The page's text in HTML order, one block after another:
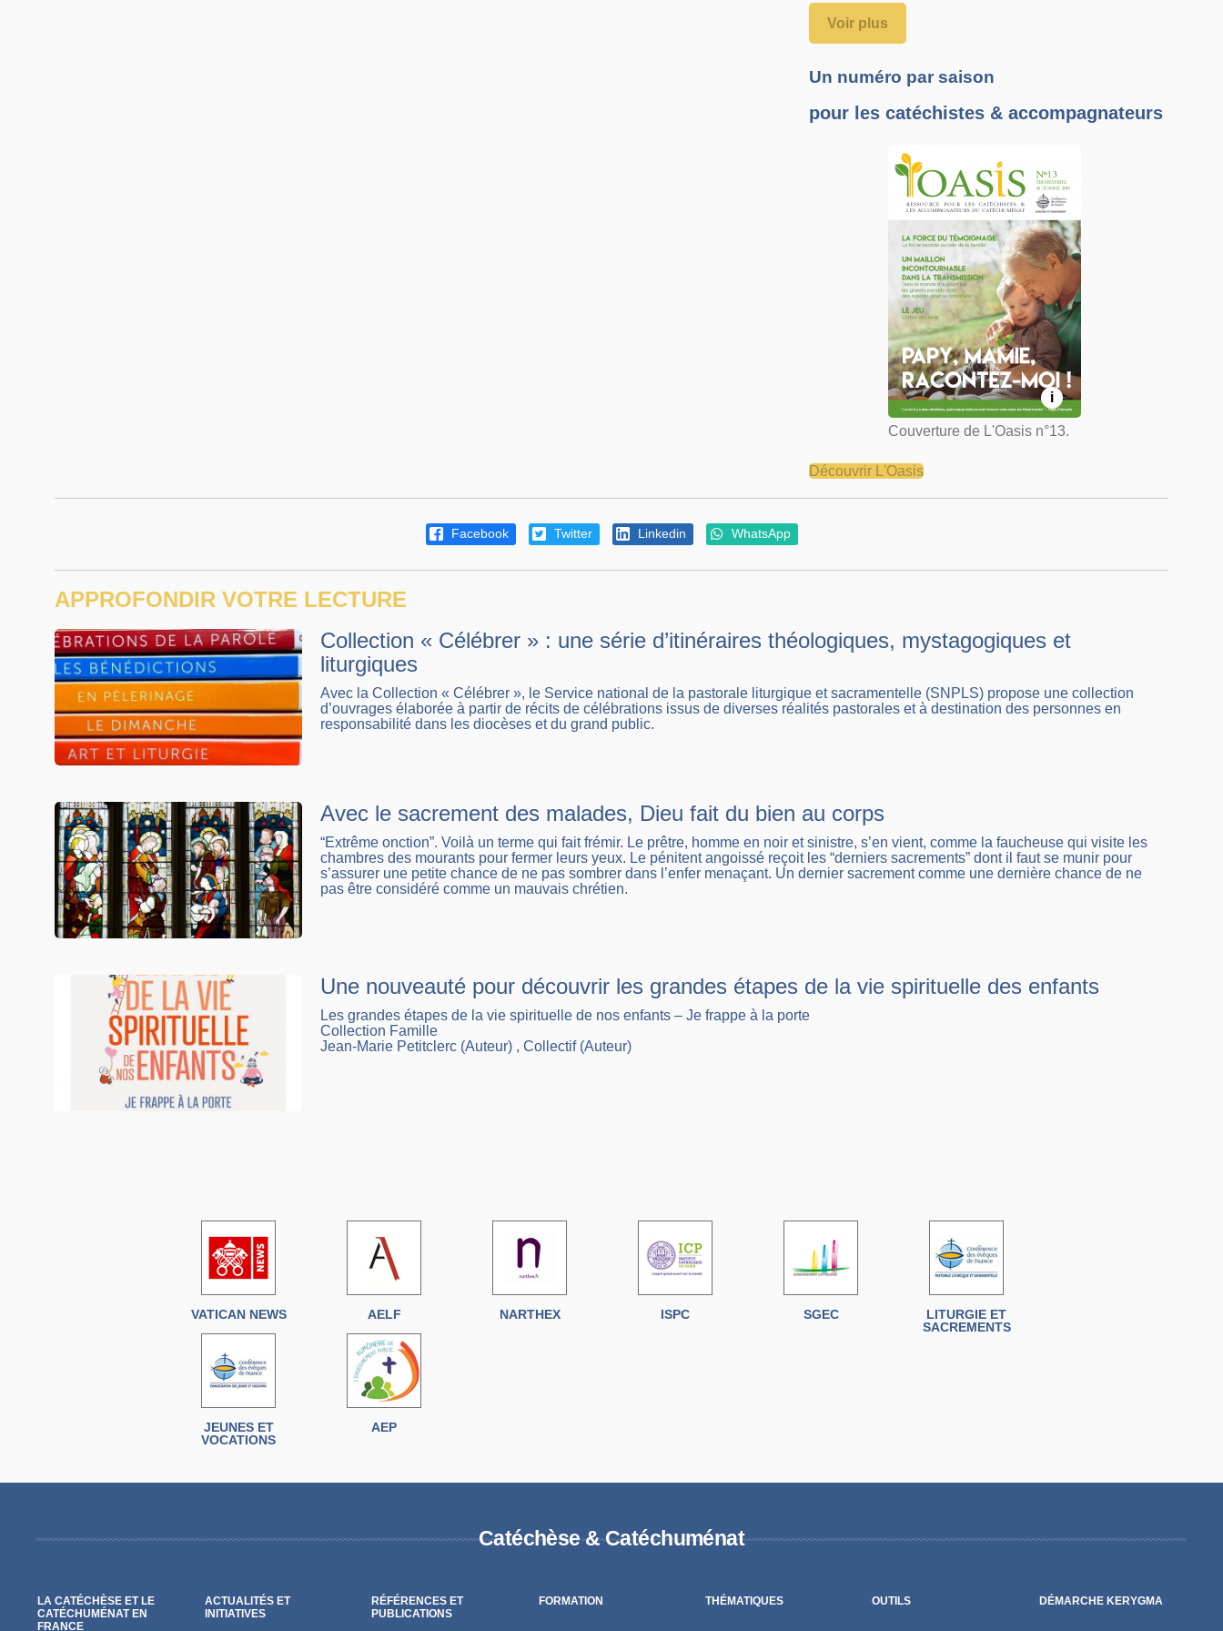
Voir plus
Un numéro par saison
pour les catéchistes & accompagnateurs
i
Couverture de L'Oasis n°13.
Découvrir L'Oasis
Facebook Twitter Linkedin WhatsApp
APPROFONDIR VOTRE LECTURE
Collection « Célébrer » : une série d’itinéraires théologiques, mystagogiques et
liturgiques
Avec la Collection « Célébrer », le Service national de la pastorale liturgique et sacramentelle (SNPLS) propose une collection
d’ouvrages élaborée à partir de récits de célébrations issus de diverses réalités pastorales et à destination des personnes en
responsabilité dans les diocèses et du grand public.
Avec le sacrement des malades, Dieu fait du bien au corps
“Extrême onction”. Voilà un terme qui fait frémir. Le prêtre, homme en noir et sinistre, s’en vient, comme la faucheuse qui visite les
chambres des mourants pour fermer leurs yeux. Le pénitent angoissé reçoit les “derniers sacrements” dont il faut se munir pour
s’assurer une petite chance de ne pas sombrer dans l’enfer menaçant. Un dernier sacrement comme une dernière chance de ne
pas être considéré comme un mauvais chrétien.
Une nouveauté pour découvrir les grandes étapes de la vie spirituelle des enfants
Les grandes étapes de la vie spirituelle de nos enfants – Je frappe à la porte
Collection Famille
Jean-Marie Petitclerc (Auteur) , Collectif (Auteur)
VATICAN NEWS AELF NARTHEX ISPC SGEC
LITURGIE ET
SACREMENTS
JEUNES ET
VOCATIONS
AEP
Catéchèse & Catéchuménat
LA CATÉCHÈSE ET LE
CATÉCHUMÉNAT EN
FRANCE
ACTUALITÉS ET
INITIATIVES
RÉFÉRENCES ET
PUBLICATIONS
FORMATION THÉMATIQUES OUTILS DÉMARCHE KERYGMA